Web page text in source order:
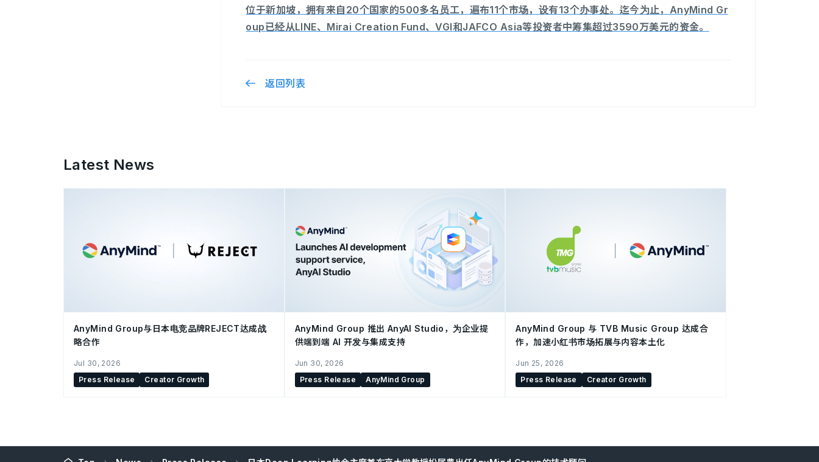
位于新加坡，拥有来自20个国家的500多名员工，遍布11个市场，设有13个办事处。迄今为止，AnyMind Gr
oup已经从LINE、Mirai Creation Fund、VGI和JAFCO Asia等投资者中筹集超过3590万美元的资金。
返回列表
Latest News
AnyMind Group与日本电竞品牌REJECT达成战
略合作
Jul 30, 2026
Press Release
Creator Growth
AnyMind Group 推出 AnyAI Studio，为企业提
供端到端 AI 开发与集成支持
Jun 30, 2026
Press Release
AnyMind Group
AnyMind Group 与 TVB Music Group 达成合
作，加速小红书市场拓展与内容本土化
Jun 25, 2026
Press Release
Creator Growth